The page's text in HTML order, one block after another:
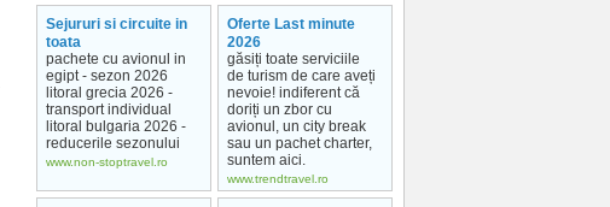
Sejururi si circuite in
toata
pachete cu avionul in
egipt - sezon 2026
litoral grecia 2026 -
transport individual
litoral bulgaria 2026 -
reducerile sezonului
www.non-stoptravel.ro
Oferte Last minute
2026
găsiți toate serviciile
de turism de care aveți
nevoie! indiferent că
doriți un zbor cu
avionul, un city break
sau un pachet charter,
suntem aici.
www.trendtravel.ro